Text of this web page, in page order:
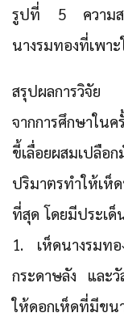
รูปที่ 5 ความสา
นางรมทองที่เพา
สรุปผลการวิจัย
จากการศึกษาใน
ขี้เลื่อยผสมเปลือ
ปริมาตรทำให้เห็
ที่สุด โดยมีประเด็
1. เห็ดนางรมทอ
กระดาษลัง และวั
ให้ดอกเห็ดที่มีขน